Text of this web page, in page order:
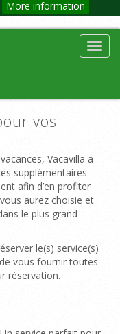
More information
vos
Vacavilla a
supplémentaires
afin d’en profiter
aurez choisie et
le plus grand
le(s) service(s)
vous fournir toutes
réservation.